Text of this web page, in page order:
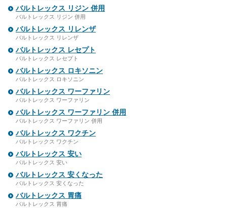
バルトレックス リジン 併用
バルトレックス リジン 併用
バルトレックス リレンザ
バルトレックス リレンザ
バルトレックス レセプト
バルトレックス レセプト
バルトレックス ロキソニン
バルトレックス ロキソニン
バルトレックス ワーファリン
バルトレックス ワーファリン
バルトレックス ワーファリン 併用
バルトレックス ワーファリン 併用
バルトレックス ワクチン
バルトレックス ワクチン
バルトレックス 安い
バルトレックス 安い
バルトレックス 安くなった
バルトレックス 安くなった
バルトレックス 胃痛
バルトレックス 胃痛